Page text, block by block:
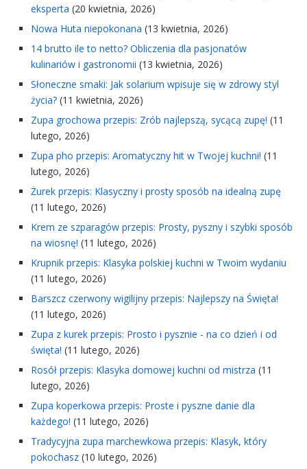
eksperta (20 kwietnia, 2026)
Nowa Huta niepokonana (13 kwietnia, 2026)
14 brutto ile to netto? Obliczenia dla pasjonatów
kulinariów i gastronomii (13 kwietnia, 2026)
Słoneczne smaki: Jak solarium wpisuje się w zdrowy styl
życia? (11 kwietnia, 2026)
Zupa grochowa przepis: Zrób najlepszą, sycącą zupę! (11
lutego, 2026)
Zupa pho przepis: Aromatyczny hit w Twojej kuchni! (11
lutego, 2026)
Żurek przepis: Klasyczny i prosty sposób na idealną zupę
(11 lutego, 2026)
Krem ze szparagów przepis: Prosty, pyszny i szybki sposób
na wiosnę! (11 lutego, 2026)
Krupnik przepis: Klasyka polskiej kuchni w Twoim wydaniu
(11 lutego, 2026)
Barszcz czerwony wigilijny przepis: Najlepszy na Święta!
(11 lutego, 2026)
Zupa z kurek przepis: Prosto i pysznie - na co dzień i od
święta! (11 lutego, 2026)
Rosół przepis: Klasyka domowej kuchni od mistrza (11
lutego, 2026)
Zupa koperkowa przepis: Proste i pyszne danie dla
każdego! (11 lutego, 2026)
Tradycyjna zupa marchewkowa przepis: Klasyk, który
pokochasz (10 lutego, 2026)